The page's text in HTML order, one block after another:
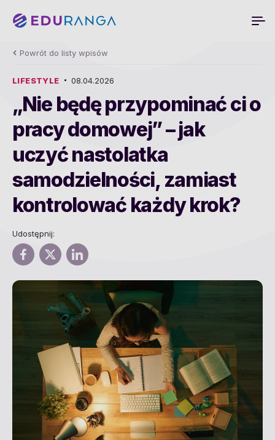
Powrót do listy wpisów
LIFESTYLE 08.04.2026
„Nie będę przypominać ci o
pracy domowej” – jak
uczyć nastolatka
samodzielności, zamiast
kontrolować każdy krok?
Udostępnij: